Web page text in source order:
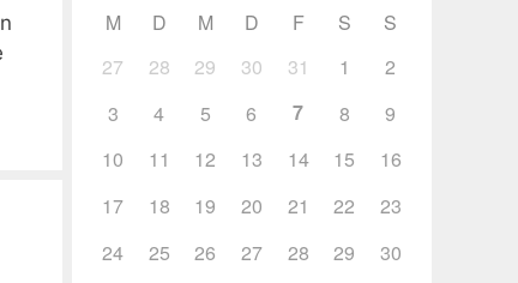
M D M D F S
S
27
28 29 30 31 1
2
3
4 5 6 7 8
9
10
11 12 13 14 15
16
17
18 19 20 21 22
23
24
25 26 27 28 29
30